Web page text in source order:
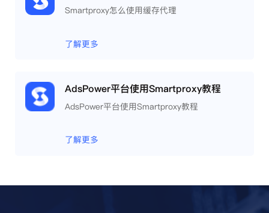
Smartproxy怎么使用缓存代理
了解更多
AdsPower平台使用Smartproxy教程
AdsPower平台使用Smartproxy教程
了解更多